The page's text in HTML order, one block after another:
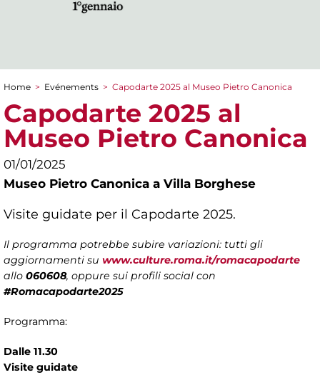
You are here
Home > Evénements > Capodarte 2025 al Museo Pietro Canonica
Capodarte 2025 al
Museo Pietro Canonica
01/01/2025
Museo Pietro Canonica a Villa Borghese
Visite guidate per il Capodarte 2025.
Il programma potrebbe subire variazioni: tutti gli
aggiornamenti su www.culture.roma.it/romacapodarte
allo 060608, oppure sui profili social con
#Romacapodarte2025
Programma:
Dalle 11.30
Visite guidate